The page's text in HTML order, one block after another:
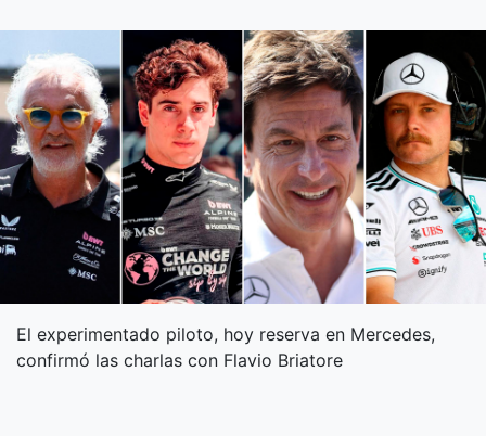
El experimentado piloto, hoy reserva en Mercedes,
confirmó las charlas con Flavio Briatore